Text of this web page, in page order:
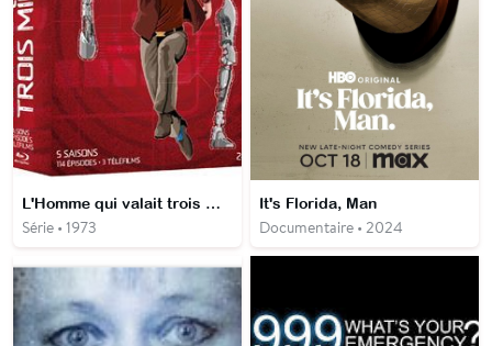
L'Homme qui valait trois milliards
Série • 1973
It's Florida, Man
Documentaire • 2024